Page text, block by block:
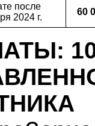
после
2024 г.
60